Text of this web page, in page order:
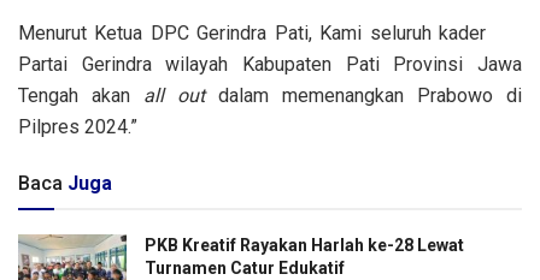
Menurut Ketua DPC Gerindra Pati, Kami seluruh kader
Partai Gerindra wilayah Kabupaten Pati Provinsi Jawa
Tengah akan all outdalam memenangkan Prabowo di
Pilpres 2024.”
Baca Juga
PKB Kreatif Rayakan Harlah ke-28 Lewat
Turnamen Catur Edukatif